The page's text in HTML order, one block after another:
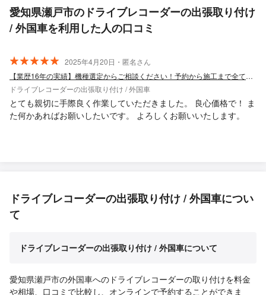
愛知県瀬戸市のドライブレコーダーの出張取り付け
/ 外国車を利用した人の口コミ
2025年4月20日・匿名さん
【業歴16年の実績】機種選定からご相談ください！予約から施工まで全て自社対応◎
ドライブレコーダーの出張取り付け / 外国車
とても親切に手際良く作業していただきました。 良心価格で！ ま
た何かあればお願いしたいです。 よろしくお願いいたします。
ドライブレコーダーの出張取り付け / 外国車につい
て
ドライブレコーダーの出張取り付け / 外国車について
愛知県瀬戸市の外国車へのドライブレコーダーの取り付けを料金
や相場、口コミで比較し、オンラインで予約することができま